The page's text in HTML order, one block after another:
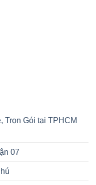
Trọn Gói tại TPHCM
07